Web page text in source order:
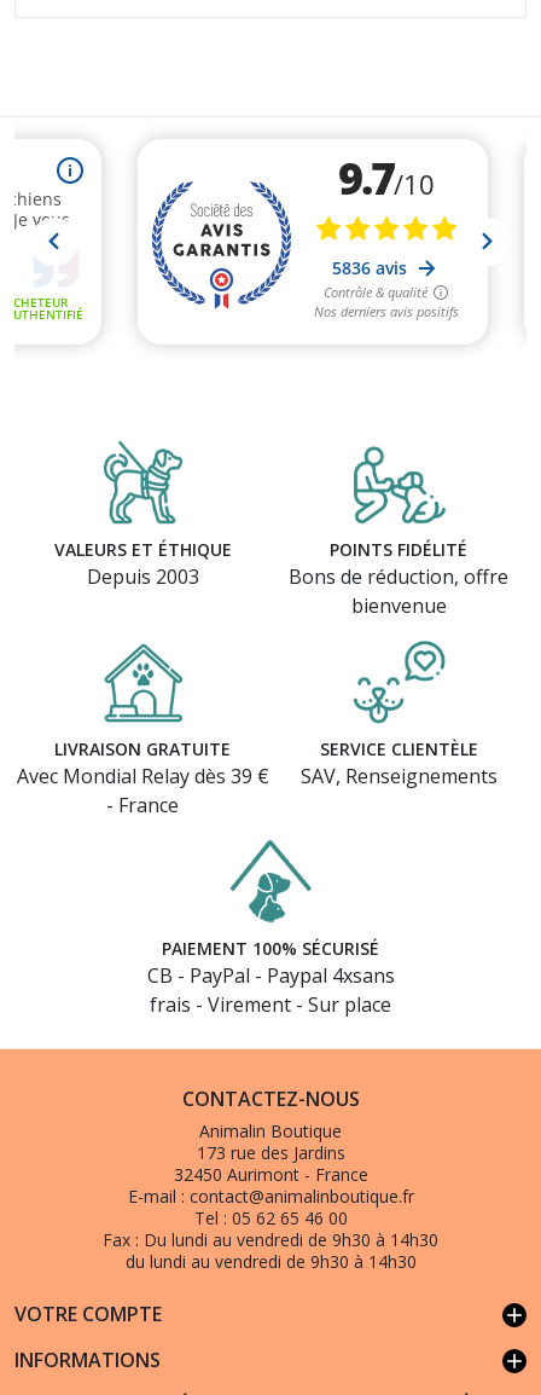
VALEURS ET ÉTHIQUE
Depuis 2003
POINTS FIDÉLITÉ
Bons de réduction, offre
bienvenue
LIVRAISON GRATUITE
Avec Mondial Relay dès 39 €
- France
SERVICE CLIENTÈLE
SAV, Renseignements
PAIEMENT 100% SÉCURISÉ
CB - PayPal - Paypal 4xsans
frais - Virement - Sur place
CONTACTEZ-NOUS
Animalin Boutique
173 rue des Jardins
32450 Aurimont - France
E-mail : contact@animalinboutique.fr
Tel : 05 62 65 46 00
Fax : Du lundi au vendredi de 9h30 à 14h30
du lundi au vendredi de 9h30 à 14h30
VOTRE COMPTE add
INFORMATIONS add